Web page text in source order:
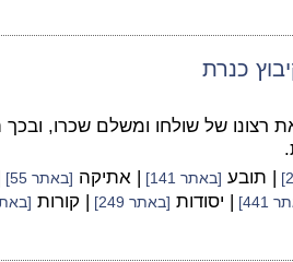
כנרת
רצונו של שולחו ומשלם שכרו, ובכך
| תובע [באתר 141] | אתיקה [באתר 55]
441] | יסודות [באתר 249] | קורות [באתר